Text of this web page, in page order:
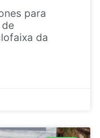
para
da